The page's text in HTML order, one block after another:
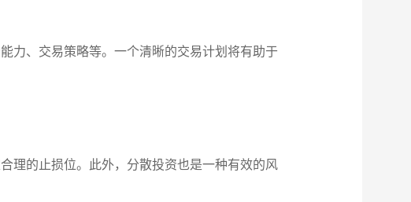
力、交易策略等。一个清晰的交易计划将有助于
理的止损位。此外，分散投资也是一种有效的风